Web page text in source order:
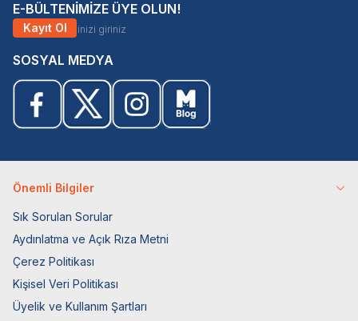
E-BÜLTENİMİZE ÜYE OLUN!
Kayıt Ol
SOSYAL MEDYA
Önemli Bilgiler
Sık Sorulan Sorular
Aydınlatma ve Açık Rıza Metni
Çerez Politikası
Kişisel Veri Politikası
Üyelik ve Kullanım Şartları